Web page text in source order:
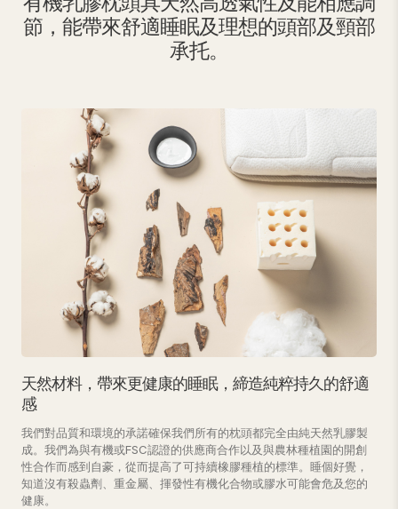
節，能帶來舒適睡眠及理想的頭部及頸部
承托。
天然材料，帶來更健康的睡眠，締造純粹持久的舒適
感
我們對品質和環境的承諾確保我們所有的枕頭都完全由純天然乳膠製
成。我們為與有機或FSC認證的供應商合作以及與農林種植園的開創
性合作而感到自豪，從而提高了可持續橡膠種植的標準。睡個好覺，
知道沒有殺蟲劑、重金屬、揮發性有機化合物或膠水可能會危及您的
健康。